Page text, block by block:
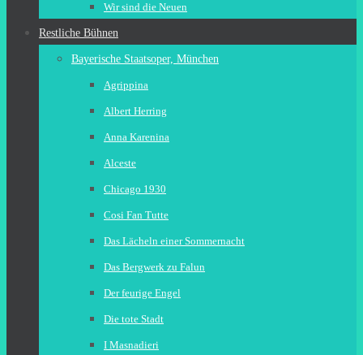
Wir sind die Neuen
Restliche Bühnen
Bayerische Staatsoper, München
Agrippina
Albert Herring
Anna Karenina
Alceste
Chicago 1930
Cosi Fan Tutte
Das Lächeln einer Sommernacht
Das Bergwerk zu Falun
Der feurige Engel
Die tote Stadt
I Masnadieri